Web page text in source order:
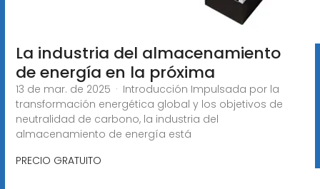
La industria del almacenamiento
de energía en la próxima
13 de mar. de 2025 · Introducción Impulsada por la
transformación energética global y los objetivos de
neutralidad de carbono, la industria del
almacenamiento de energía está
PRECIO GRATUITO